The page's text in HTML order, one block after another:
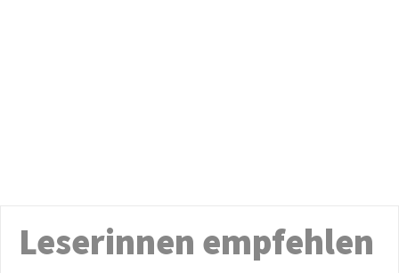
Leserinnen empfehlen